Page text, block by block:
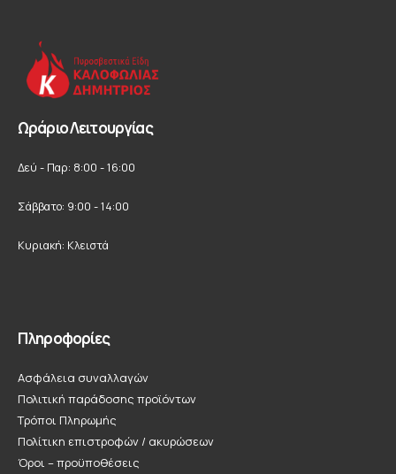
Ωράριο Λειτουργίας
Δεύ - Παρ: 8:00 - 16:00
Σάββατο: 9:00 - 14:00
Κυριακή: Κλειστά
Πληροφορίες
Ασφάλεια συναλλαγών
Πολιτική παράδοσης προϊόντων
Τρόποι Πληρωμής
Πολίτικη επιστροφών / ακυρώσεων
Όροι – προϋποθέσεις